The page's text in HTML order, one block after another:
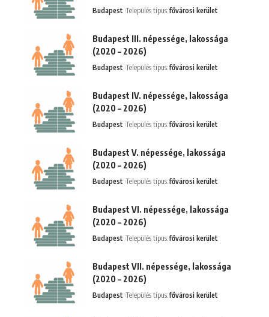
Budapest Település típus:fővárosi kerület
Budapest III. népessége, lakossága
(2020 – 2026)
Budapest Település típus:fővárosi kerület
Budapest IV. népessége, lakossága
(2020 – 2026)
Budapest Település típus:fővárosi kerület
Budapest V. népessége, lakossága
(2020 – 2026)
Budapest Település típus:fővárosi kerület
Budapest VI. népessége, lakossága
(2020 – 2026)
Budapest Település típus:fővárosi kerület
Budapest VII. népessége, lakossága
(2020 – 2026)
Budapest Település típus:fővárosi kerület